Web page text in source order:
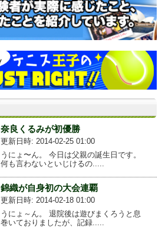
奈良くるみが初優勝
更新日時: 2014-02-25 01:00
うにょ〜ん。 今日は父親の誕生日です。
何も言わないといじけるの.....
錦織が自身初の大会連覇
更新日時: 2014-02-18 01:00
うにょ～ん。 退院後は遊びまくろうと息
巻いておりましたが、記録.....